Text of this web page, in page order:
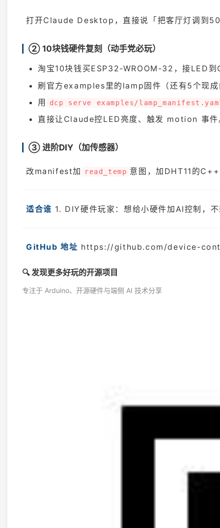
打开Claude Desktop，直接说「把客厅灯调到
② 10块钱硬件复刻（动手党必玩）
淘宝10块钱买ESP32-WROOM-32，接LED到
刷官方examples里的lamp固件（还有5个现
用
dcp serve examples/
直接让Claude控LED亮度、触发 motion 事件
③ 进阶DIY（加传感器）
改manifest加 read_temp 意图，加DHT11的
适合谁 1. DIY硬件玩家：想给小硬件加AI控制，
GitHub 地址 https://github.com/device-
🔍 发现更多好玩的开源项目
专注于 Arduino、开源硬件与端侧 AI 技术分享